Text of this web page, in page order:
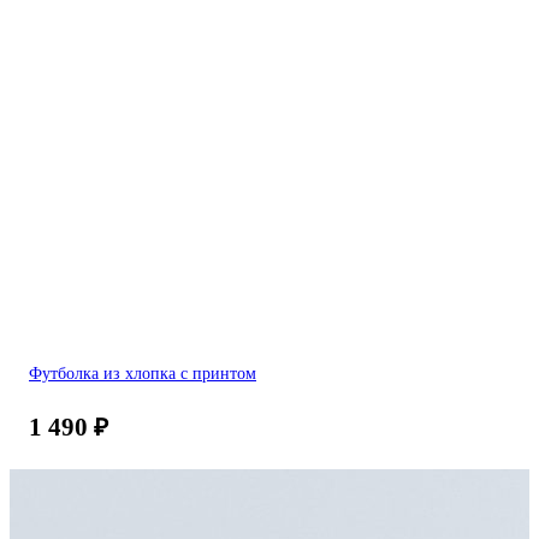
Футболка из хлопка с принтом
1 490 ₽